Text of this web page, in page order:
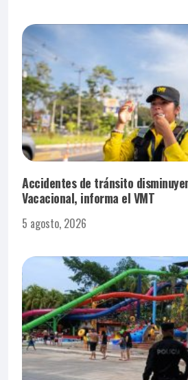
Accidentes de tránsito
Vacacional, informa el VMT
5 agosto, 2026